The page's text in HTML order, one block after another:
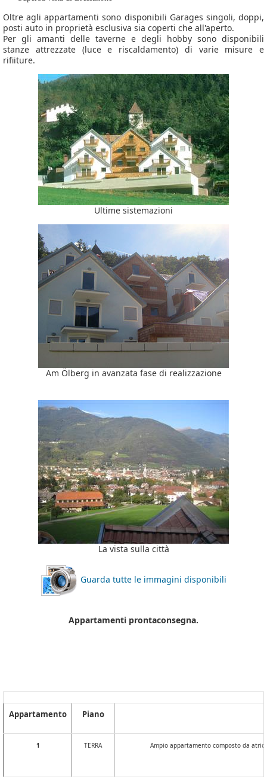
Oltre agli appartamenti sono disponibili Garages singoli, doppi,
posti auto in proprietà esclusiva sia coperti che all'aperto.
Per gli amanti delle taverne e degli hobby sono disponibili
stanze attrezzate (luce e riscaldamento) di varie misure e
rifiiture.
Ultime sistemazioni
Am Ölberg in avanzata fase di realizzazione
La vista sulla città
Guarda tutte le immagini disponibili
Appartamenti prontaconsegna.
Appartamento Piano
1 TERRA Ampio appartamento composto da